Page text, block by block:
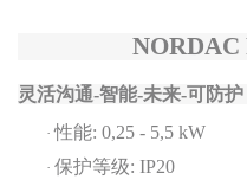
NORDAC
灵活沟通-智能-未来-可防护
· 性能: 0,25 - 5,5 kW
· 保护等级: IP20